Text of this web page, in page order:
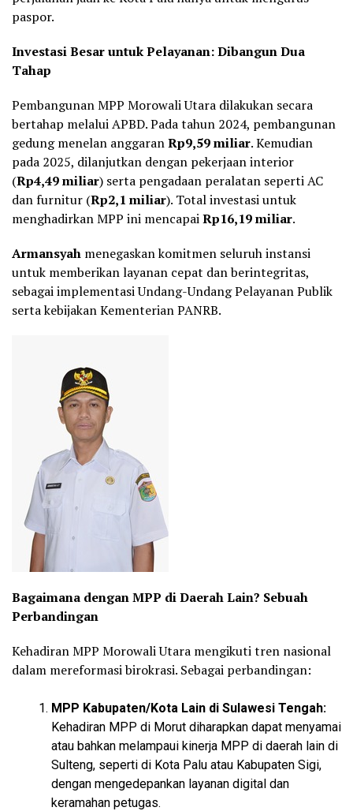
paspor.
Investasi Besar untuk Pelayanan: Dibangun Dua
Tahap
Pembangunan MPP Morowali Utara dilakukan secara
bertahap melalui APBD. Pada tahun 2024, pembangunan
gedung menelan anggaranRp9,59 miliar. Kemudian
pada 2025, dilanjutkan dengan pekerjaan interior
(Rp4,49 miliar) serta pengadaan peralatan seperti AC
dan furnitur (Rp2,1 miliar). Total investasi untuk
menghadirkan MPP ini mencapaiRp16,19 miliar.
Armansyah menegaskan komitmen seluruh instansi
untuk memberikan layanan cepat dan berintegritas,
sebagai implementasi Undang-Undang Pelayanan Publik
serta kebijakan Kementerian PANRB.
Bagaimana dengan MPP di Daerah Lain? Sebuah
Perbandingan
Kehadiran MPP Morowali Utara mengikuti tren nasional
dalam mereformasi birokrasi. Sebagai perbandingan:
MPP Kabupaten/Kota Lain di Sulawesi Tengah:
Kehadiran MPP di Morut diharapkan dapat menyamai
atau bahkan melampaui kinerja MPP di daerah lain di
Sulteng, seperti di Kota Palu atau Kabupaten Sigi,
dengan mengedepankan layanan digital dan
keramahan petugas.